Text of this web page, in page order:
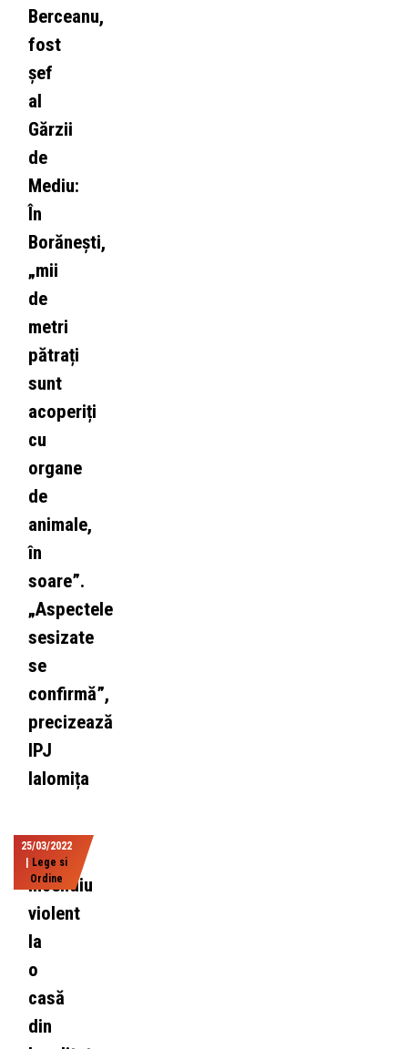
Berceanu,
fost
șef
al
Gărzii
de
Mediu:
În
Borănești,
„mii
de
metri
pătrați
sunt
acoperiți
cu
organe
de
animale,
în
soare”.
„Aspectele
sesizate
se
confirmă”,
precizează
IPJ
Ialomița
25/03/2022
Lege si
Ordine
Incendiu
violent
la
o
casă
din